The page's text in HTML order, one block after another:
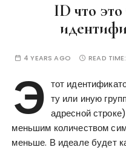
ID что это
4 YEARS AGO READ TIME:
Э тот
ту или иную
адресной
меньшим количеством
меньше. В идеале будет